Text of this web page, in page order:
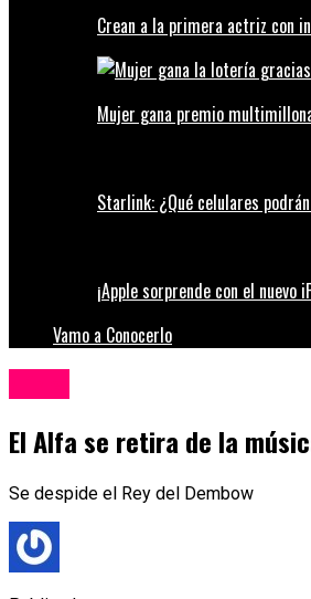
Crean a la primera actriz con
Mujer gana premio
Starlink: ¿Qué celulares
¡Apple sorprende con el nuevo
Vamo a Conocerlo
El Alfa se retira de la
Se despide el Rey del Dembow